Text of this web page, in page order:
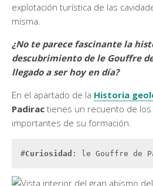
explotación turística de las
misma.
¿No te parece fascinante la
descubrimiento de le Gouffre
llegado a ser hoy en día?
En el apartado de la Historia
Padirac tienes un recuento de
importantes de su formación.
#Curiosidad : le Gouffre de